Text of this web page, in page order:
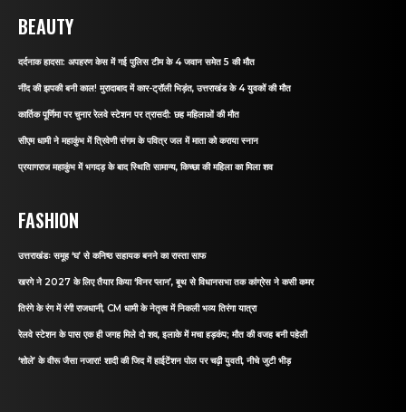
BEAUTY
दर्दनाक हादसा: अपहरण केस में गई पुलिस टीम के 4 जवान समेत 5 की मौत
नींद की झपकी बनी काल! मुरादाबाद में कार-ट्रॉली भिड़ंत, उत्तराखंड के 4 युवकों की मौत
कार्तिक पूर्णिमा पर चुनार रेलवे स्टेशन पर त्रासदी: छह महिलाओं की मौत
सीएम धामी ने महाकुंभ में त्रिवेणी संगम के पवित्र जल में माता को कराया स्नान
प्रयागराज महाकुंभ में भगदड़ के बाद स्थिति सामान्य, किच्छा की महिला का मिला शव
FASHION
उत्तराखंडः समूह ‘घ’ से कनिष्ठ सहायक बनने का रास्ता साफ
खरगे ने 2027 के लिए तैयार किया ‘विनर प्लान’, बूथ से विधानसभा तक कांग्रेस ने कसी कमर
तिरंगे के रंग में रंगी राजधानी, CM धामी के नेतृत्व में निकली भव्य तिरंगा यात्रा
रेलवे स्टेशन के पास एक ही जगह मिले दो शव, इलाके में मचा हड़कंप; मौत की वजह बनी पहेली
‘शोले’ के वीरू जैसा नजारा! शादी की जिद में हाईटेंशन पोल पर चढ़ी युवती, नीचे जुटी भीड़